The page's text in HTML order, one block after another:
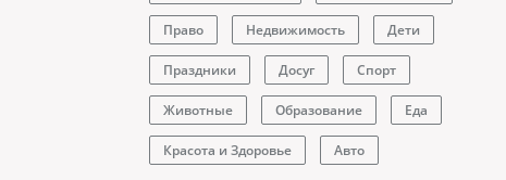
Право Недвижимость Дети
Праздники Досуг Спорт
Животные Образование Еда
Красота и Здоровье Авто